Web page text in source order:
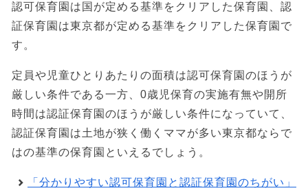
認可保育園は国が定める基準をクリアした保育園、認
証保育園は東京都が定める基準をクリアした保育園で
す。
定員や児童ひとりあたりの面積は認可保育園のほうが
厳しい条件である一方、0歳児保育の実施有無や開所
時間は認証保育園のほうが厳しい条件になっていて、
認証保育園は土地が狭く働くママが多い東京都ならで
はの基準の保育園といえるでしょう。
「分かりやすい認可保育園と認証保育園のちがい」